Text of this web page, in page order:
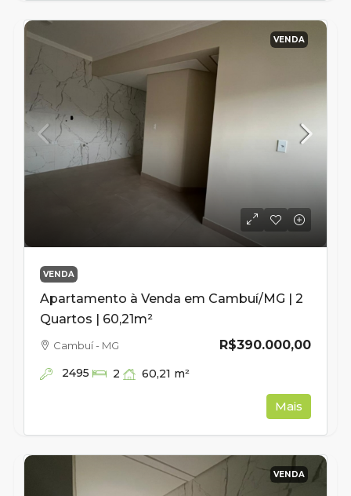
VENDA
VENDA
Apartamento à Venda em Cambuí/MG | 2
Quartos | 60,21m²
R$390.000,00
Cambuí - MG
2495 2 60,21 m²
Mais
VENDA